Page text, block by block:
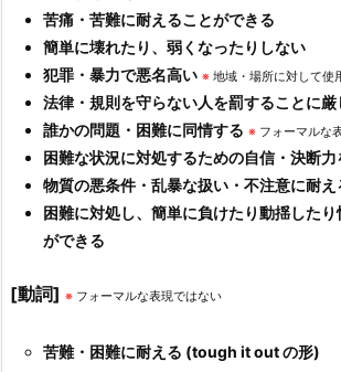
苦痛・苦難に耐えることができる
簡単に壊れたり、弱くなったりしない
犯罪・暴力で悪名高い ※ 地域・場所に対して使
法律・規則を守らない人を罰することに厳
誰かの問題・困難に同情する ※ フォーマルな
困難な状況に対処するための自信・決断力
物質の悪条件・乱暴な扱い・不注意に耐
困難に対処し、簡単に負けたり動揺した
ができる
[動詞] ※ フォーマルな表現ではない
苦難・困難に耐える (tough it out の形)